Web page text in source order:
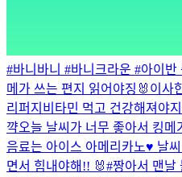
#바니바니 #바니크라운 #아이
메가 쓰는 편지 읽어야징🐰 이사
리퍼지 비타민 먹고 건강해져야지
꺅오늘 날씨가 너무 좋아서 킹메
음료는 아이스 아메리카노♥️ 날
면서 힘내야해!! 🐰#짱아서 맨날